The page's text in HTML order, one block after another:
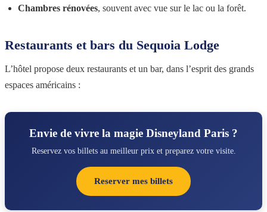
Chambres rénovées, souvent avec vue sur le lac ou la forêt.
Restaurants et bars du Sequoia Lodge
L’hôtel propose deux restaurants et un bar, dans l’esprit des grands
espaces américains :
Envie de vivre la magie Disneyland Paris ?
Reservez vos billets au meilleur prix et preparez votre visite.
Reserver mes billets